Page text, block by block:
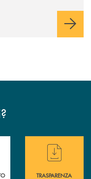
?
immediata ?
Hai bisogno di
TRASPARENZA